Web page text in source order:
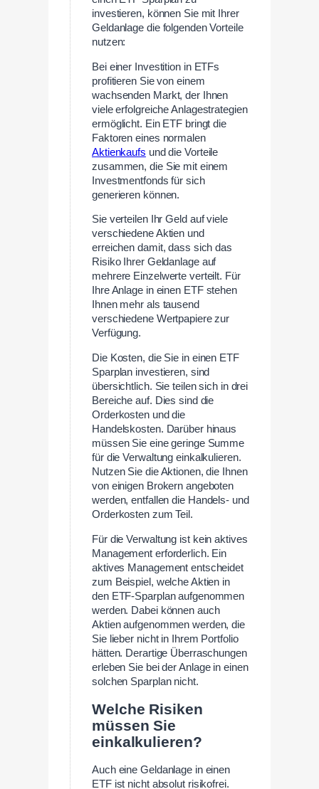
investieren, können Sie mit Ihrer
Geldanlage die folgenden Vorteile
nutzen:
Bei einer Investition in ETFs
profitieren Sie von einem
wachsenden Markt, der Ihnen
viele erfolgreiche Anlagestrategien
ermöglicht. Ein ETF bringt die
Faktoren eines normalen
Aktienkaufs und die Vorteile
zusammen, die Sie mit einem
Investmentfonds für sich
generieren können.
Sie verteilen Ihr Geld auf viele
verschiedene Aktien und
erreichen damit, dass sich das
Risiko Ihrer Geldanlage auf
mehrere Einzelwerte verteilt. Für
Ihre Anlage in einen ETF stehen
Ihnen mehr als tausend
verschiedene Wertpapiere zur
Verfügung.
Die Kosten, die Sie in einen ETF
Sparplan investieren, sind
übersichtlich. Sie teilen sich in drei
Bereiche auf. Dies sind die
Orderkosten und die
Handelskosten. Darüber hinaus
müssen Sie eine geringe Summe
für die Verwaltung einkalkulieren.
Nutzen Sie die Aktionen, die Ihnen
von einigen Brokern angeboten
werden, entfallen die Handels- und
Orderkosten zum Teil.
Für die Verwaltung ist kein aktives
Management erforderlich. Ein
aktives Management entscheidet
zum Beispiel, welche Aktien in
den ETF-Sparplan aufgenommen
werden. Dabei können auch
Aktien aufgenommen werden, die
Sie lieber nicht in Ihrem Portfolio
hätten. Derartige Überraschungen
erleben Sie bei der Anlage in einen
solchen Sparplan nicht.
Welche Risiken
müssen Sie
einkalkulieren?
Auch eine Geldanlage in einen
ETF ist nicht absolut risikofrei.